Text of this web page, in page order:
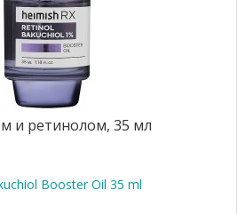
и ретинолом, 35 мл
Booster Oil 35 ml